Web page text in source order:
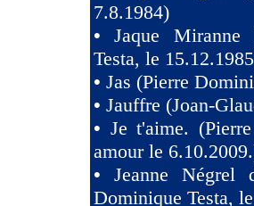
7.8.1984)
•Jaque
Testa, le
• Jas (Pierre
• Jauffre (Joan-
• Je t'aime.
amour le
• Jeanne
Dominique Testa,